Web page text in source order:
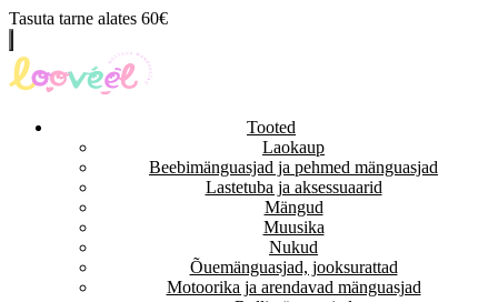
Tasuta tarne alates 60€
Tooted
Laokaup
Beebimänguasjad ja pehmed mänguasjad
Lastetuba ja aksessuaarid
Mängud
Muusika
Nukud
Õuemänguasjad, jooksurattad
Motoorika ja arendavad mänguasjad